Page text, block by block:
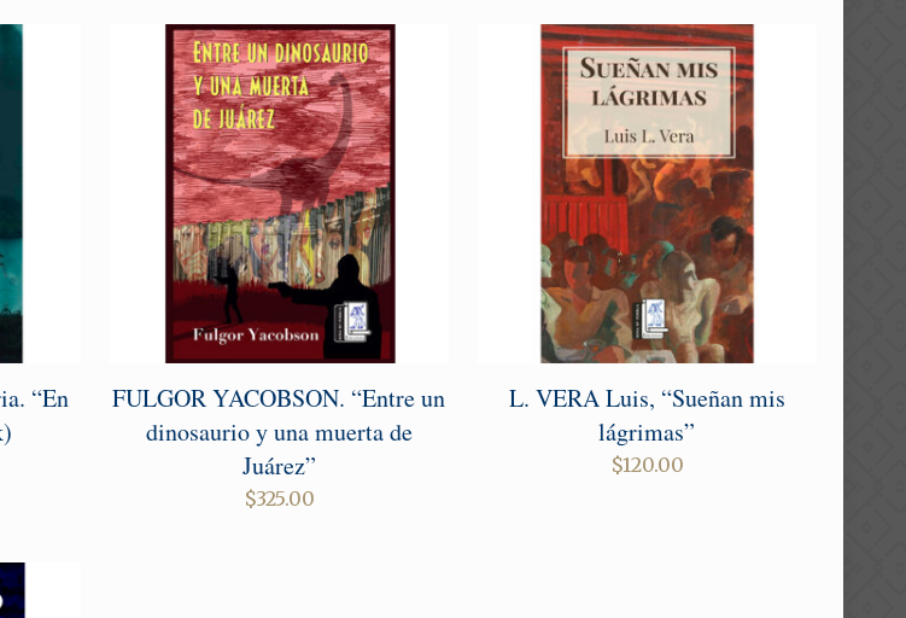
“En
FULGOR YACOBSON. “Entre un
dinosaurio y una muerta de
Juárez”
$325.00
L. VERA Luis, “Sueñan mis
lágrimas”
$120.00